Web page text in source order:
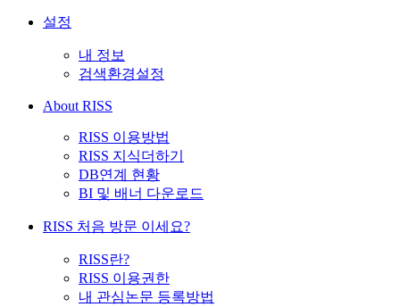
설정
내 정보
검색환경설정
About RISS
RISS 이용방법
RISS 지식더하기
DB연계 현황
BI 및 배너 다운로드
RISS 처음 방문 이세요?
RISS란?
RISS 이용권한
내 관심논문 등록방법